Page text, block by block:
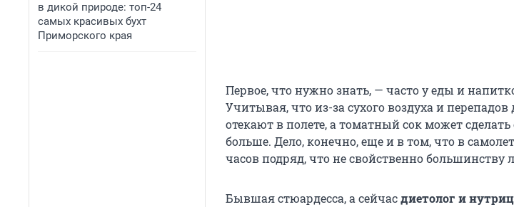
в дикой природе: топ-24
самых красивых бухт
Приморского края
Первое, что нужно знать, — часто у еды и
Учитывая, что из-за сухого воздуха и
отекают в полете, а томатный сок может
больше. Дело, конечно, еще и в том, что в
часов подряд, что не свойственно
Бывшая стюардесса, а сейчасдиетолог и